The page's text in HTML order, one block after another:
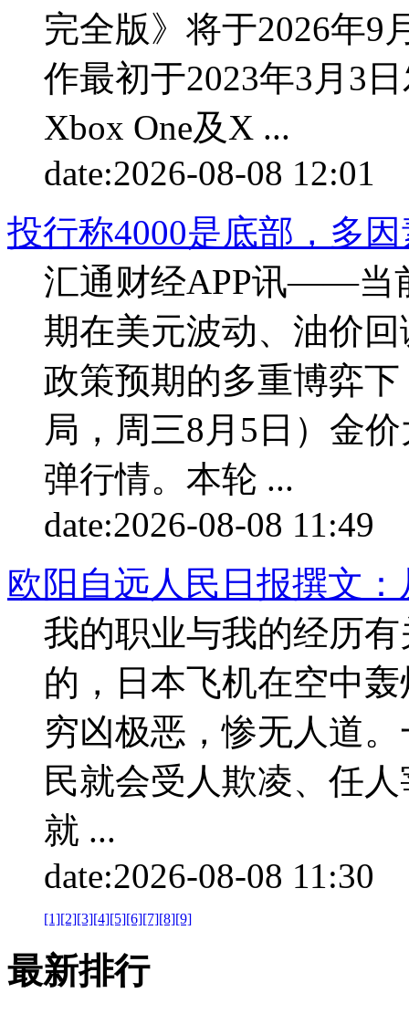
完全版》将于2026年9
作最初于2023年3月3
Xbox One及X ...
date:2026-08-08 12:01
投行称4000是底部，多
汇通财经APP讯——当
期在美元波动、油价
政策预期的多重博弈
局，周三8月5日）金
弹行情。本轮 ...
date:2026-08-08 11:49
欧阳自远人民日报撰文
我的职业与我的经历
的，日本飞机在空中
穷凶极恶，惨无人道
民就会受人欺凌、任
就 ...
date:2026-08-08 11:30
[1][2][3][4][5][6][7][8][9]
最新排行